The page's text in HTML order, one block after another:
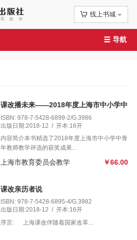
线上书城首
页
公
导航
课改播未来——2018年度上海市中小学中
ISBN: 978-7-5428-6899-2/G.3986
出版日期:2018-12 / 开本:16开
内容简介本书精选了2018年度上海市中小学中青
年教师教学评选的获奖成果...
上海市教育委员会教学 ￥66.00
课改亲历者说
ISBN: 978-7-5428-6895-4/G.3982
出版日期:2018-12 / 开本:16开
序言: 上海课改伴随着国家改革...